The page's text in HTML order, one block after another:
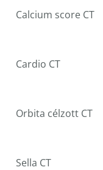
Calcium score CT
Cardio CT
Orbita célzott CT
Sella CT